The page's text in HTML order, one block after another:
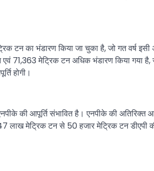
टन का भंडारण किया जा चुका है, जो गत वर्ष
71,363 मेट्रिक टन अधिक भंडारण किया गया
होगी।
की आपूर्ति संभावित है। एनपीके की
लाख मेट्रिक टन से 50 हजार मेट्रिक टन